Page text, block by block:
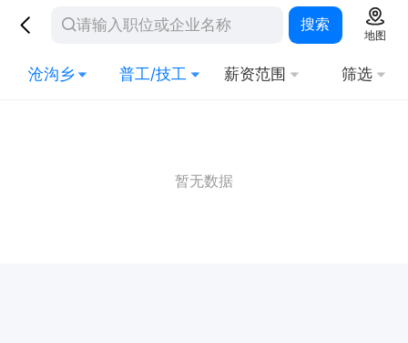
搜索
地图
沧沟乡 普工/技工 薪资范围 筛选
暂无数据